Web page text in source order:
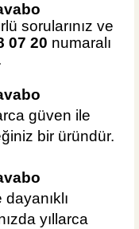
sorularınız ve
07 20 numaralı
güven ile
bir üründür.
yıllarca